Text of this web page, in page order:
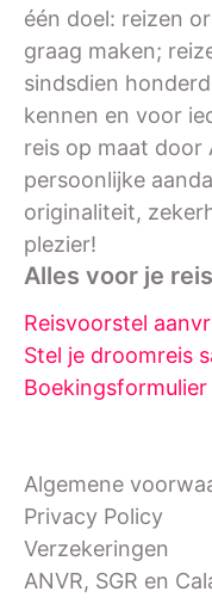
één doel: reizen
graag maken;
sindsdien
kennen en voor
reis op maat door
persoonlijke
originaliteit,
plezier!
Alles voor je reis
Reisvoorstel
Stel je droomreis
Boekingsformulier
Algemene
Privacy Policy
Verzekeringen
ANVR, SGR en